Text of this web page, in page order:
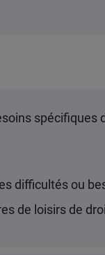
difficultés ou
de loisirs de